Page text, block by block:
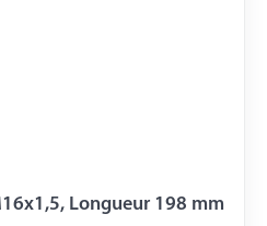
Longueur 198 mm